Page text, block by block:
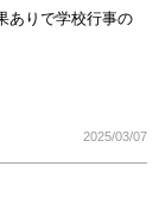
ありで学校行事の
2025/03/07